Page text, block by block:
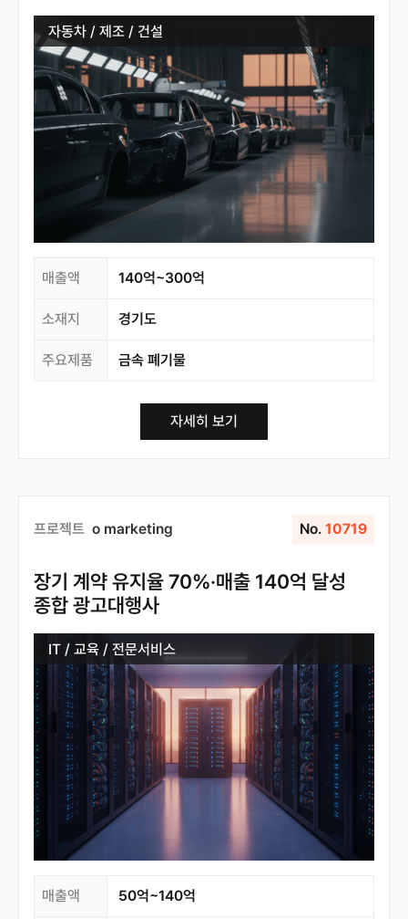
자동차 / 제조 / 건설
매출액 140억~300억
소재지 경기도
주요제품 금속 폐기물
자세히 보기
프로젝트 o marketing No. 10719
장기 계약 유지율 70%·매출 140억 달성
종합 광고대행사
IT / 교육 / 전문서비스
매출액 50억~140억